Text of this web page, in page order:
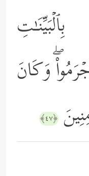
وَكَانَ
﴿٤٧﴾